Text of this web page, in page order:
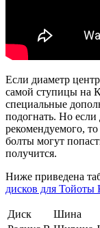
Если диаметр
самой ступицы на
специальные
подогнать. Но
рекомендуемого,
болты могут
получится.
Ниже приведена
дисков для Тойоты
Диск
Шина